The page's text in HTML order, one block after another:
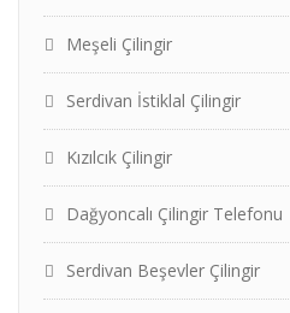
Meşeli Çilingir
Serdivan İstiklal Çilingir
Kızılcık Çilingir
Dağyoncalı Çilingir Telefonu
Serdivan Beşevler Çilingir